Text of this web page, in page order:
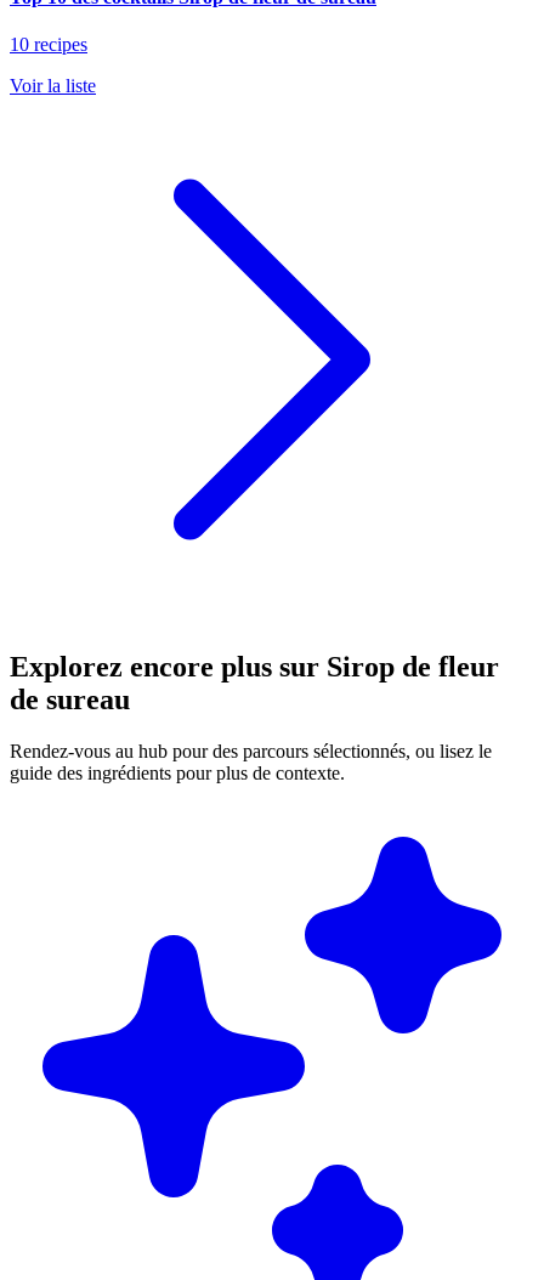
10 recipes
Voir la liste
Explorez encore plus sur Sirop de fleur
de sureau
Rendez-vous au hub pour des parcours sélectionnés, ou lisez le
guide des ingrédients pour plus de contexte.